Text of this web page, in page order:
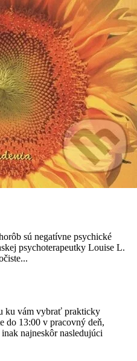
sú negatívne psychické
psychoterapeutky Louise L.
ku vám vybrať prakticky
do 13:00 v pracovný deň,
najneskôr nasledujúci